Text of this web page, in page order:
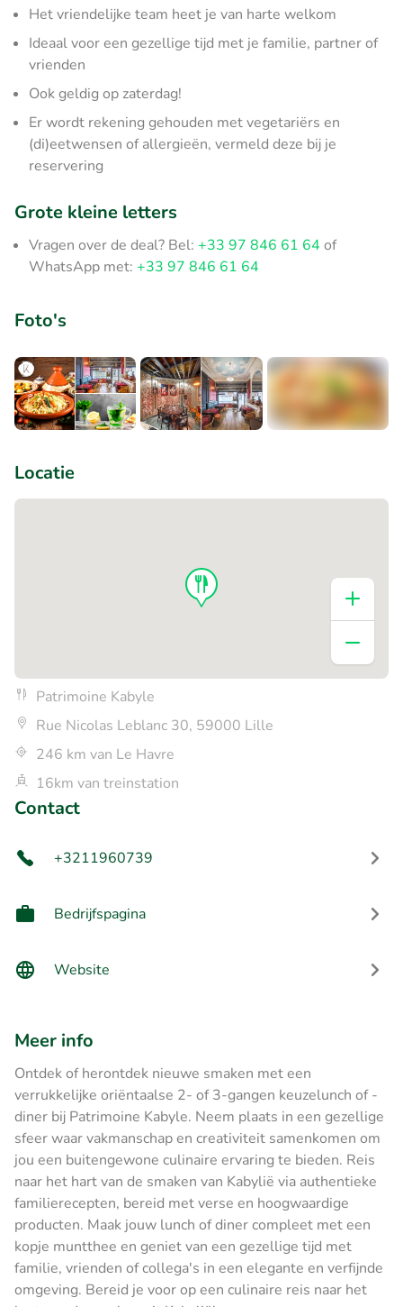
Het vriendelijke team heet je van harte welkom
Ideaal voor een gezellige tijd met je familie, partner of
vrienden
Ook geldig op zaterdag!
Er wordt rekening gehouden met vegetariërs en
(di)eetwensen of allergieën, vermeld deze bij je
reservering
Grote kleine letters
Vragen over de deal? Bel: +33 97 846 61 64 of
WhatsApp met: +33 97 846 61 64
Foto's
Locatie
Patrimoine Kabyle
Rue Nicolas Leblanc 30, 59000 Lille
246 km van Le Havre
16km van treinstation
Contact
+3211960739
Bedrijfspagina
Website
Meer info
Ontdek of herontdek nieuwe smaken met een
verrukkelijke oriëntaalse 2- of 3-gangen keuzelunch of -
diner bij Patrimoine Kabyle. Neem plaats in een gezellige
sfeer waar vakmanschap en creativiteit samenkomen om
jou een buitengewone culinaire ervaring te bieden. Reis
naar het hart van de smaken van Kabylië via authentieke
familierecepten, bereid met verse en hoogwaardige
producten. Maak jouw lunch of diner compleet met een
kopje muntthee en geniet van een gezellige tijd met
familie, vrienden of collega's in een elegante en verfijnde
omgeving. Bereid je voor op een culinaire reis naar het